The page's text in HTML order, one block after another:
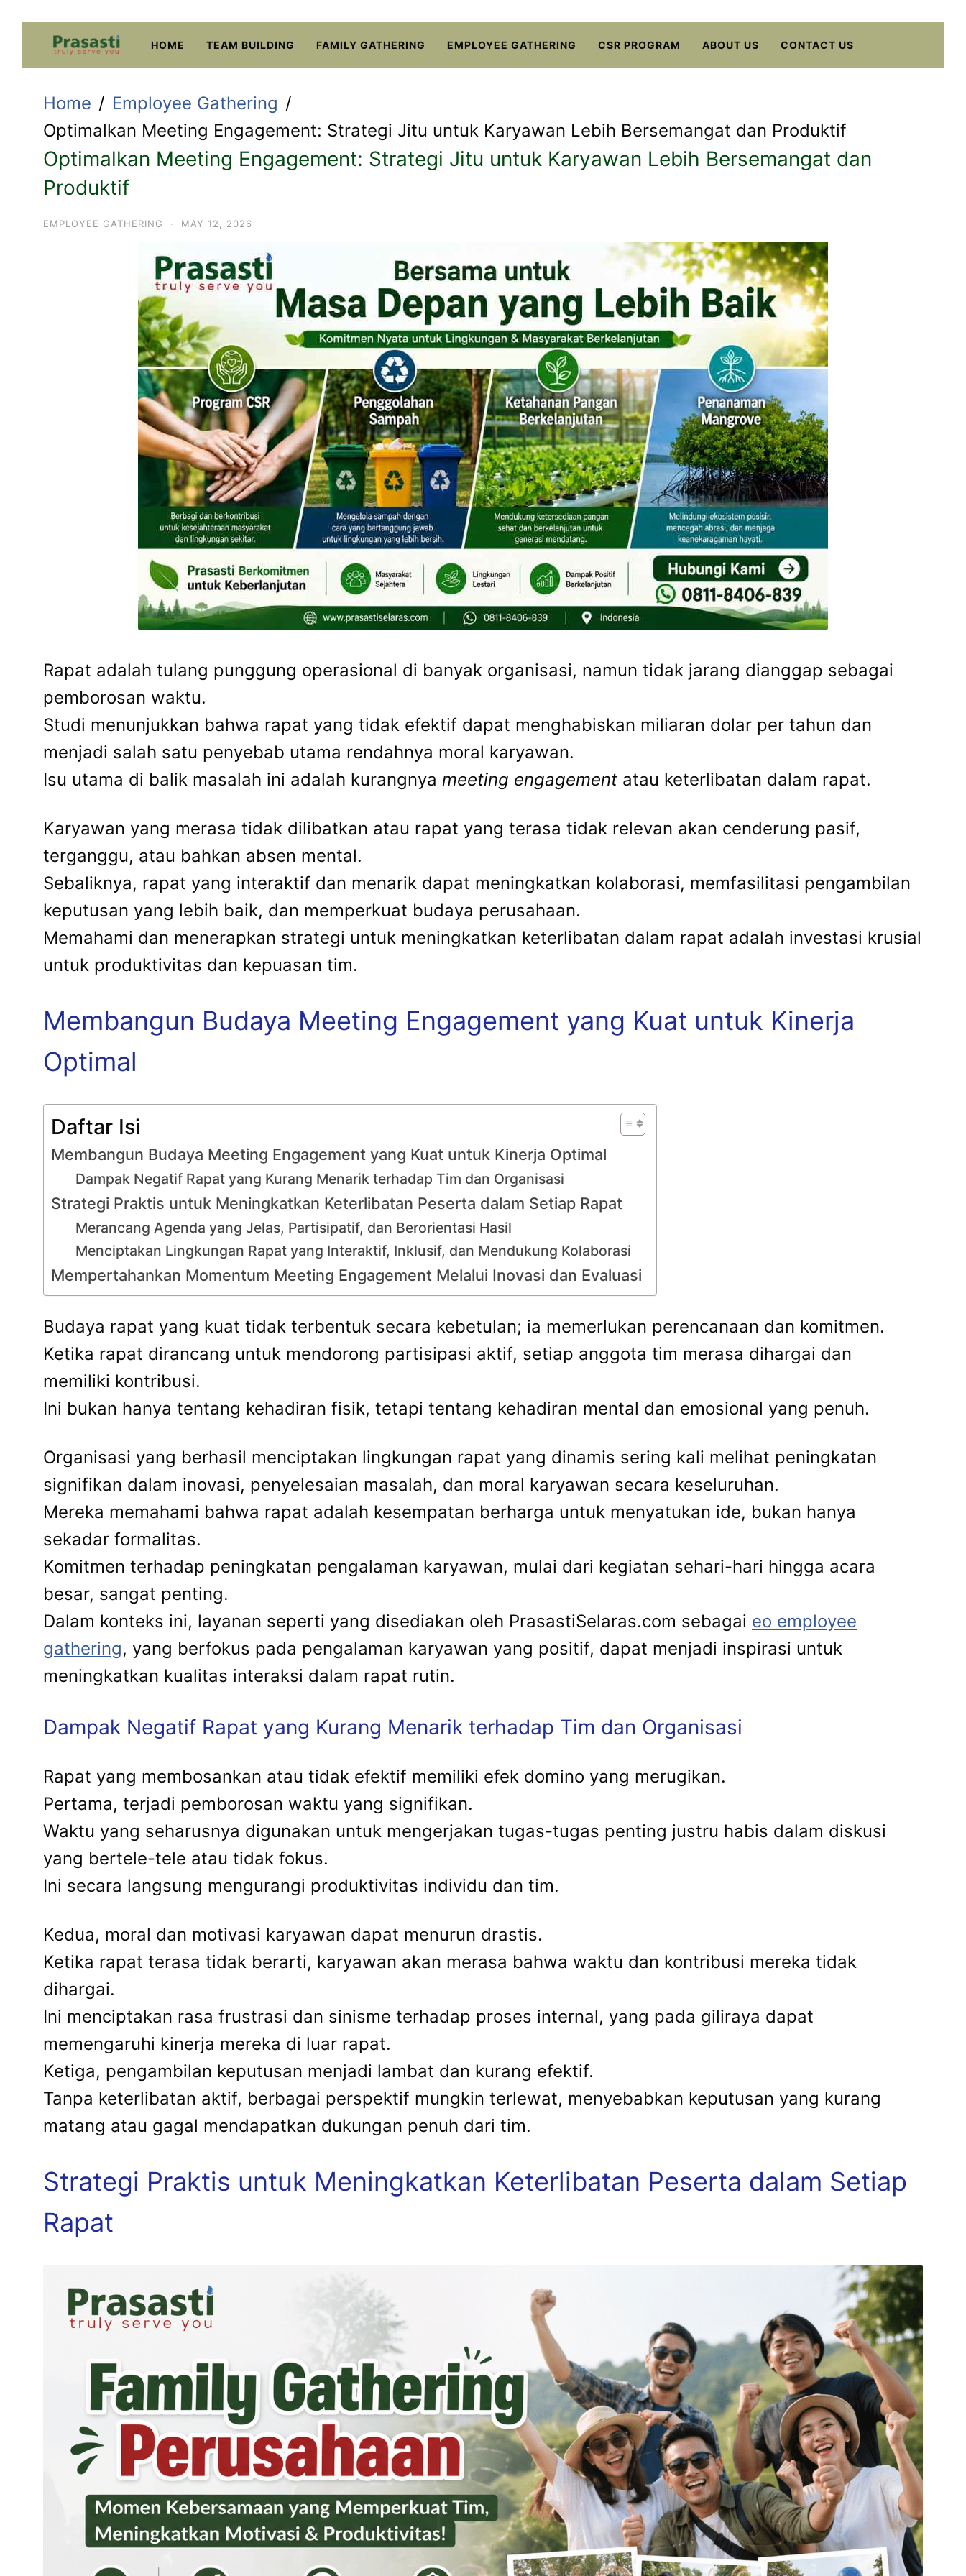
content
HOME TEAM BUILDING FAMILY GATHERING EMPLOYEE GATHERING CSR PROGRAM ABOUT US CONTACT US
Home
Employee Gathering
Optimalkan Meeting Engagement: Strategi Jitu untuk Karyawan Lebih Bersemangat dan Produktif
Optimalkan Meeting Engagement: Strategi Jitu untuk Karyawan Lebih Bersemangat dan
Produktif
EMPLOYEE GATHERING · MAY 12, 2026
Rapat adalah tulang punggung operasional di banyak organisasi, namun tidak jarang dianggap sebagai
pemborosan waktu.
Studi menunjukkan bahwa rapat yang tidak efektif dapat menghabiskan miliaran dolar per tahun dan
menjadi salah satu penyebab utama rendahnya moral karyawan.
Isu utama di balik masalah ini adalah kurangnya meeting engagement atau keterlibatan dalam rapat.
Karyawan yang merasa tidak dilibatkan atau rapat yang terasa tidak relevan akan cenderung pasif,
terganggu, atau bahkan absen mental.
Sebaliknya, rapat yang interaktif dan menarik dapat meningkatkan kolaborasi, memfasilitasi pengambilan
keputusan yang lebih baik, dan memperkuat budaya perusahaan.
Memahami dan menerapkan strategi untuk meningkatkan keterlibatan dalam rapat adalah investasi krusial
untuk produktivitas dan kepuasan tim.
Membangun Budaya Meeting Engagement yang Kuat untuk Kinerja
Optimal
Daftar Isi
Membangun Budaya Meeting Engagement yang Kuat untuk Kinerja Optimal
Dampak Negatif Rapat yang Kurang Menarik terhadap Tim dan Organisasi
Strategi Praktis untuk Meningkatkan Keterlibatan Peserta dalam Setiap Rapat
Merancang Agenda yang Jelas, Partisipatif, dan Berorientasi Hasil
Menciptakan Lingkungan Rapat yang Interaktif, Inklusif, dan Mendukung Kolaborasi
Mempertahankan Momentum Meeting Engagement Melalui Inovasi dan Evaluasi
Budaya rapat yang kuat tidak terbentuk secara kebetulan; ia memerlukan perencanaan dan komitmen.
Ketika rapat dirancang untuk mendorong partisipasi aktif, setiap anggota tim merasa dihargai dan
memiliki kontribusi.
Ini bukan hanya tentang kehadiran fisik, tetapi tentang kehadiran mental dan emosional yang penuh.
Organisasi yang berhasil menciptakan lingkungan rapat yang dinamis sering kali melihat peningkatan
signifikan dalam inovasi, penyelesaian masalah, dan moral karyawan secara keseluruhan.
Mereka memahami bahwa rapat adalah kesempatan berharga untuk menyatukan ide, bukan hanya
sekadar formalitas.
Komitmen terhadap peningkatan pengalaman karyawan, mulai dari kegiatan sehari-hari hingga acara
besar, sangat penting.
Dalam konteks ini, layanan seperti yang disediakan oleh PrasastiSelaras.com sebagai eo employee
gathering, yang berfokus pada pengalaman karyawan yang positif, dapat menjadi inspirasi untuk
meningkatkan kualitas interaksi dalam rapat rutin.
Dampak Negatif Rapat yang Kurang Menarik terhadap Tim dan Organisasi
Rapat yang membosankan atau tidak efektif memiliki efek domino yang merugikan.
Pertama, terjadi pemborosan waktu yang signifikan.
Waktu yang seharusnya digunakan untuk mengerjakan tugas-tugas penting justru habis dalam diskusi
yang bertele-tele atau tidak fokus.
Ini secara langsung mengurangi produktivitas individu dan tim.
Kedua, moral dan motivasi karyawan dapat menurun drastis.
Ketika rapat terasa tidak berarti, karyawan akan merasa bahwa waktu dan kontribusi mereka tidak
dihargai.
Ini menciptakan rasa frustrasi dan sinisme terhadap proses internal, yang pada giliraya dapat
memengaruhi kinerja mereka di luar rapat.
Ketiga, pengambilan keputusan menjadi lambat dan kurang efektif.
Tanpa keterlibatan aktif, berbagai perspektif mungkin terlewat, menyebabkan keputusan yang kurang
matang atau gagal mendapatkan dukungan penuh dari tim.
Strategi Praktis untuk Meningkatkan Keterlibatan Peserta dalam Setiap
Rapat